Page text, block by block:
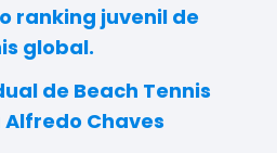
ranking juvenil de
global.
de Beach Tennis
Chaves